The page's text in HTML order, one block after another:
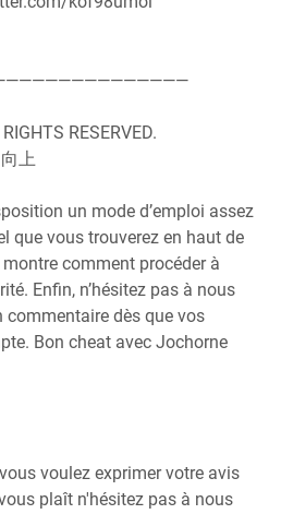
RESERVED.
上
un mode d’emploi assez
que vous trouverez en haut de
comment procéder à
Enfin, n’hésitez pas à nous
commentaire dès que vos
Bon cheat avec Jochorne
voulez exprimer votre avis
plaît n'hésitez pas à nous